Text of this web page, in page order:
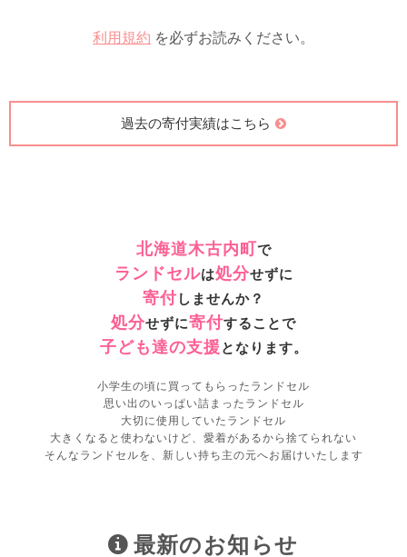
利用規約 を必ずお読みください。
過去の寄付実績はこちら
北海道木古内町 で
ランドセルは処分せずに
寄付しませんか？
処分せずに寄付することで
子ども達の支援 となります。
小学生の頃に買ってもらったランドセル
思い出のいっぱい詰まったランドセル
大切に使用していたランドセル
大きくなると使わないけど、愛着があるから捨てられない
そんなランドセルを、新しい持ち主の元へお届けいたします
最新のお知らせ